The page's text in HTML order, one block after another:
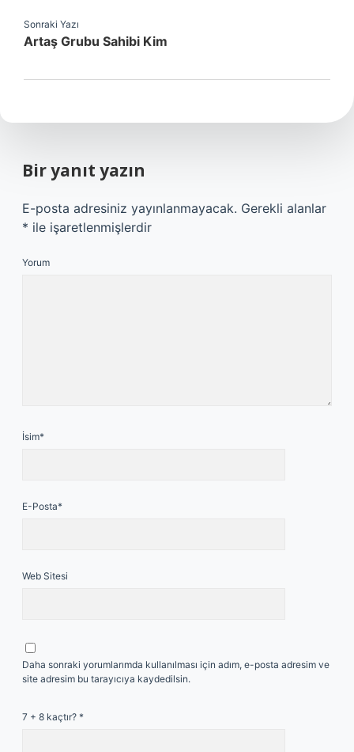
Sonraki Yazı
Artaş Grubu Sahibi Kim
Bir yanıt yazın
E-posta adresiniz yayınlanmayacak. Gerekli alanlar
* ile işaretlenmişlerdir
Yorum
İsim*
E-Posta*
Web Sitesi
Daha sonraki yorumlarımda kullanılması için adım, e-posta adresim ve
site adresim bu tarayıcıya kaydedilsin.
7 + 8 kaçtır? *